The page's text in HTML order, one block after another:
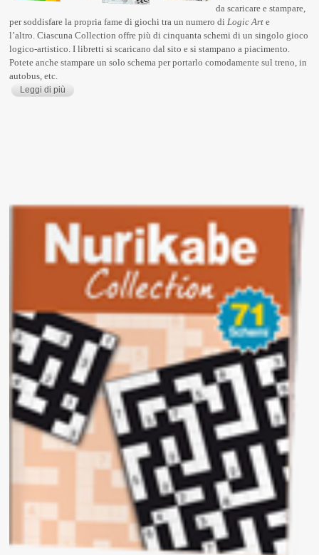
da scaricare e stampare,
per soddisfare la propria fame di giochi tra un numero diLogic Art e
l’altro. Ciascuna Collection offre più di cinquanta schemi di un singolo gioco
logico-artistico. I libretti si scaricano dal sito e si stampano a piacimento.
Potete anche stampare un solo schema per portarlo comodamente sul treno, in
autobus, etc.
Leggi di più